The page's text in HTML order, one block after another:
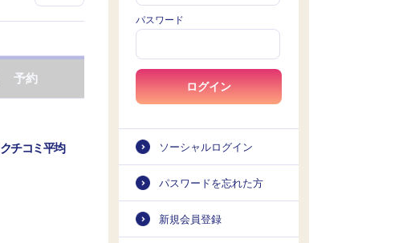
予約
クチコミ平均
パスワード
ログイン
ソーシャルログイン
パスワードを忘れた方
新規会員登録